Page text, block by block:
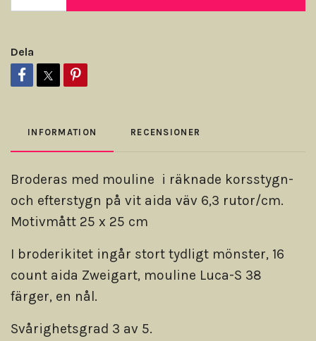
Dela
INFORMATION RECENSIONER
Broderas med mouline i räknade korsstygn-
och efterstygn på vit aida väv 6,3 rutor/cm.
Motivmått 25 x 25 cm
I broderikitet ingår stort tydligt mönster, 16
count aida Zweigart, mouline Luca-S 38
färger, en nål.
Svårighetsgrad 3 av 5.